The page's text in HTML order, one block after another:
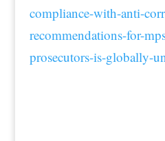
compliance-with-anti-
recommendations-for-
prosecutors-is-globally-